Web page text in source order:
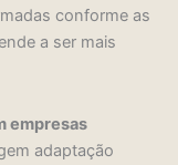
conforme as
a ser mais
empresas
adaptação